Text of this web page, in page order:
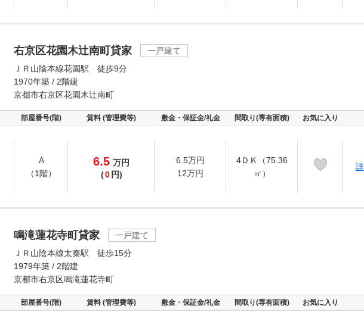
右京区花園木辻南町貸家
一戸建て
ＪＲ山陰本線花園駅 徒歩9分
1970年築 / 2階建
京都市右京区花園木辻南町
部屋番号(階) 賃料 (管理費等) 敷金・保証金/礼金 間取り(専有面積) お気に入り
A
（1階）
6.5 万円
(0 円)
6.5万円
12万円
4ＤＫ（75.36
㎡）
鳴滝蓮花寺町貸家
一戸建て
ＪＲ山陰本線太秦駅 徒歩15分
1979年築 / 2階建
京都市右京区鳴滝蓮花寺町
部屋番号(階) 賃料 (管理費等) 敷金・保証金/礼金 間取り(専有面積) お気に入り